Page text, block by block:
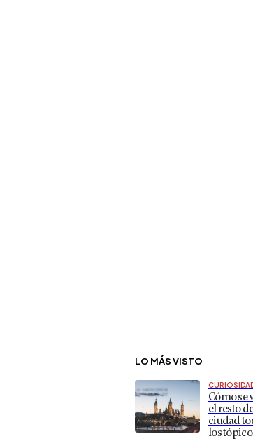
LO MÁS VISTO
Cómo se
el resto
ciudad
los